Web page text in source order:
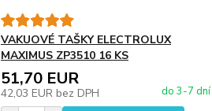
VAKUOVÉ TAŠKY ELECTROLUX
MAXIMUS ZP3510 16 KS
51,70 EUR
42,03 EUR bez DPH do 3-7 dní